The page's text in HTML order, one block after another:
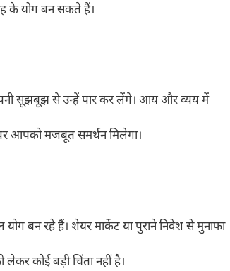
के योग बन सकते हैं।
सूझबूझ से उन्हें पार कर लेंगे। आय और व्यय में
आपको मजबूत समर्थन मिलेगा।
बन रहे हैं। शेयर मार्केट या पुराने निवेश से मुनाफा
लेकर कोई बड़ी चिंता नहीं है।